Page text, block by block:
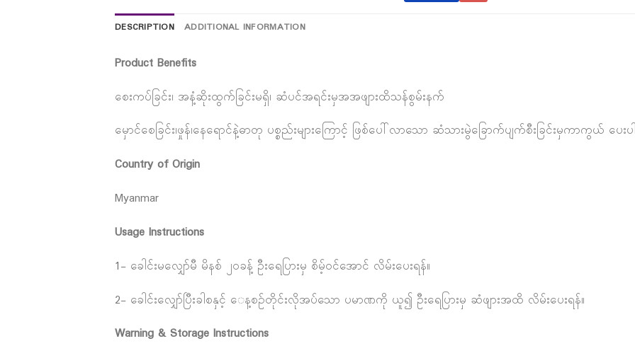
DESCRIPTION ADDITIONAL INFORMATION
Product Benefits
စေးကပ်ခြင်း၊ အနံ့ဆိုးထွက်ခြင်းမရှိ၊ ဆံပင်အရင်းမှအအဖျားထိသန်စွမ်းနက်
မှောင်စေခြင်း၊ဖှုန်၊နေရောင်နဲ့ဓာတု ပစ္စည်းများကြောင့် ဖြစ်ပေါ်လာသော ဆံသားမွဲခြောက်ပျက်စီးခြင်းမှကာကွယ် ပေး
Country of Origin
Myanmar
Usage Instructions
1- ခေါင်းမလျှော်မီ မိနစ် ၂၀ခန့် ဦးရေပြားမှ စိမ့်၀င်အောင် လိမ်းပေးရန်။
2- ခေါင်းလျှော်ပြီးခါစနှင့် ‌ေန့စဥ်တိုင်းလိုအပ်သော ပမာဏကို ယူ၍ ဦးရေပြားမှ ဆံဖျားအထိ လိမ်းပေးရန်။
Warning & Storage Instructions